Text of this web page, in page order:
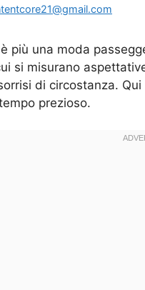
più una moda
si misurano
di circostanza.
prezioso.